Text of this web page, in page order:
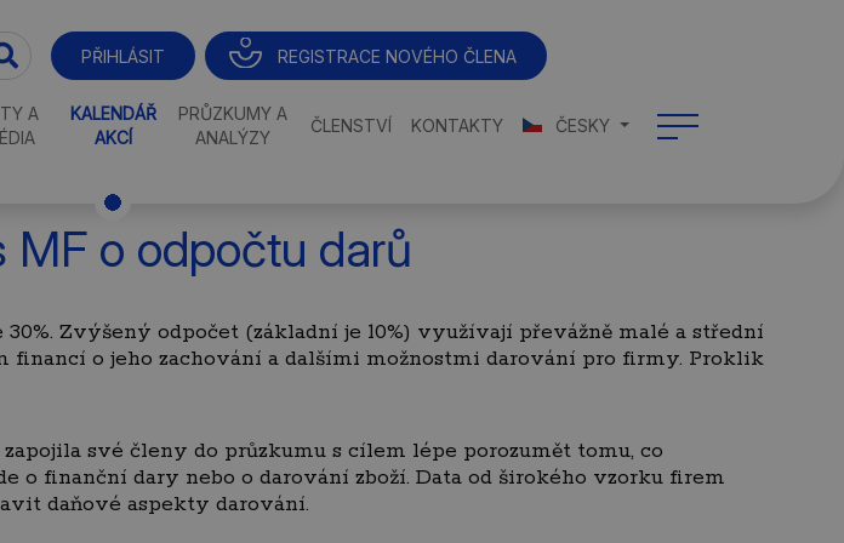
PŘIHLÁSIT REGISTRACE NOVÉHO ČLENA
A
KALENDÁŘ
AKCÍ
PRŮZKUMY A
ANALÝZY
ČLENSTVÍ KONTAKTY ČESKY
MF o odpočtu darů
Zvýšený odpočet (základní je 10%) využívají převážně malé a střední
o jeho zachování a dalšími možnostmi darování pro firmy. Proklik
své členy do průzkumu s cílem lépe porozumět tomu, co
o finanční dary nebo o darování zboží. Data od širokého vzorku firem
daňové aspekty darování.